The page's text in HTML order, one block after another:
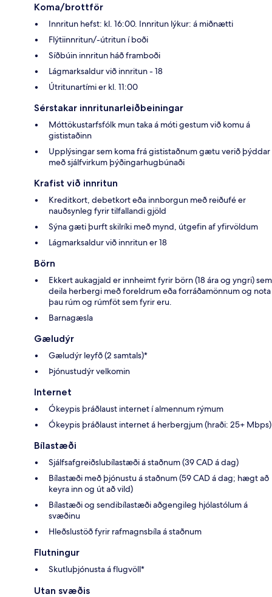
Koma/brottför
Innritun hefst: kl. 16:00. Innritun lýkur: á miðnætti
Flýtiinnritun/-útritun í boði
Síðbúin innritun háð framboði
Lágmarksaldur við innritun - 18
Útritunartími er kl. 11:00
Sérstakar innritunarleiðbeiningar
Móttökustarfsfólk mun taka á móti gestum við komu á
gististaðinn
Upplýsingar sem koma frá gististaðnum gætu verið þýddar
með sjálfvirkum þýðingarhugbúnaði
Krafist við innritun
Kreditkort, debetkort eða innborgun með reiðufé er
nauðsynleg fyrir tilfallandi gjöld
Sýna gæti þurft skilríki með mynd, útgefin af yfirvöldum
Lágmarksaldur við innritun er 18
Börn
Ekkert aukagjald er innheimt fyrir börn (18 ára og yngri) sem
deila herbergi með foreldrum eða forráðamönnum og nota
þau rúm og rúmföt sem fyrir eru.
Barnagæsla
Gæludýr
Gæludýr leyfð (2 samtals)*
Þjónustudýr velkomin
Internet
Ókeypis þráðlaust internet í almennum rýmum
Ókeypis þráðlaust internet á herbergjum (hraði: 25+ Mbps)
Bílastæði
Sjálfsafgreiðslubílastæði á staðnum (39 CAD á dag)
Bílastæði með þjónustu á staðnum (59 CAD á dag; hægt að
keyra inn og út að vild)
Bílastæði og sendibílastæði aðgengileg hjólastólum á
svæðinu
Hleðslustöð fyrir rafmagnsbíla á staðnum
Flutningur
Skutluþjónusta á flugvöll*
Utan svæðis